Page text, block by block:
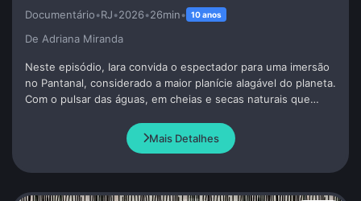
Documentário•RJ•2026•26min• 10 anos
De Adriana Miranda
Neste episódio, Iara convida o espectador para uma imersão
no Pantanal, considerado a maior planície alagável do planeta.
Com o pulsar das águas, em cheias e secas naturais que
que o alimentam para existir. Mas a saúde desse ecossistema
vem sofrendo desafios crescentes, como o desmatamento,
Mais Detalhes